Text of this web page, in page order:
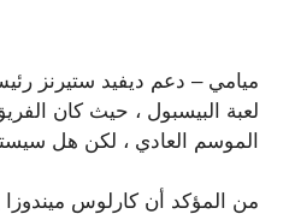
ميامي – دعم ديفيد ستيرنز
لعبة البيسبول ، حيث كان
الموسم العادي ، لكن هل
من المؤكد أن كارلوس